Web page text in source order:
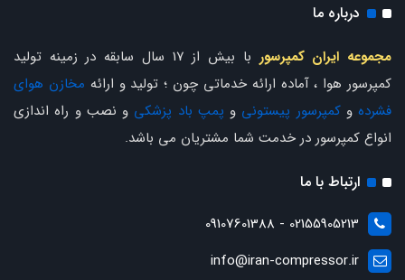
درباره ما
مجموعه ایران کمپرسور
با بیش از 17 سال سابقه در زمینه تولید
کمپرسور هوا ، آماده ارائه خدماتی چون ؛ تولید و ارائه مخازن هوای
فشرده وکمپرسور پیستونی و پمپ باد پزشکی و نصب و راه اندازی
انواع کمپرسور در خدمت شما مشتریان می باشد.
ارتباط با ما
02155905213 - 09107601388
info@iran-compressor.ir